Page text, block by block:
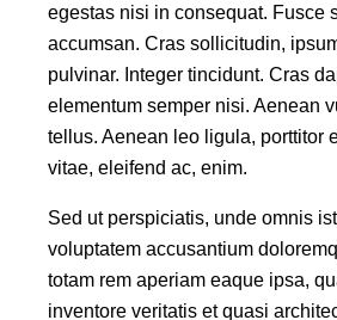
egestas nisi in consequat. Fusce
accumsan. Cras sollicitudin,
pulvinar. Integer tincidunt. Cras
elementum semper nisi. Aenean
tellus. Aenean leo ligula, porttitor
vitae, eleifend ac, enim.
Sed ut perspiciatis, unde omnis
voluptatem accusantium
totam rem aperiam eaque ipsa,
inventore veritatis et quasi